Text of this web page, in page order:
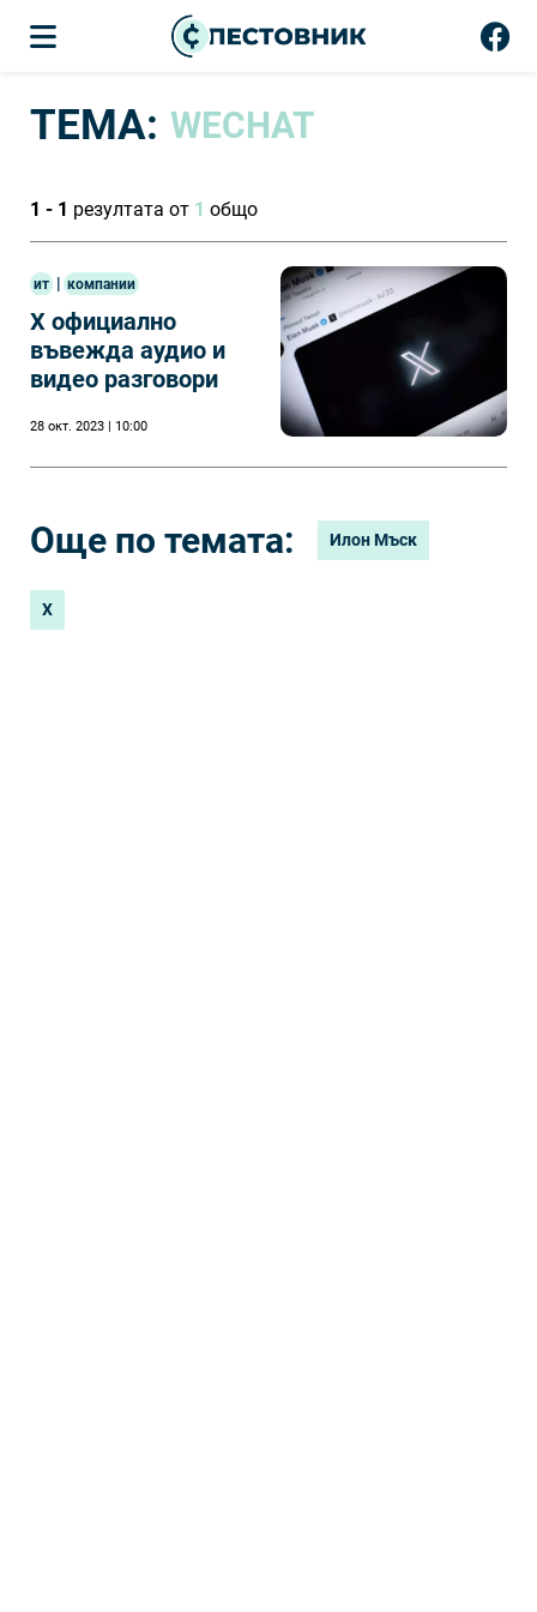
ТЕМА: WECHAT
1 - 1 резултата от 1 общо
ит | компании
X официално
въвежда аудио и
видео разговори
28 окт. 2023 | 10:00
Още по темата: Илон Мъск
X